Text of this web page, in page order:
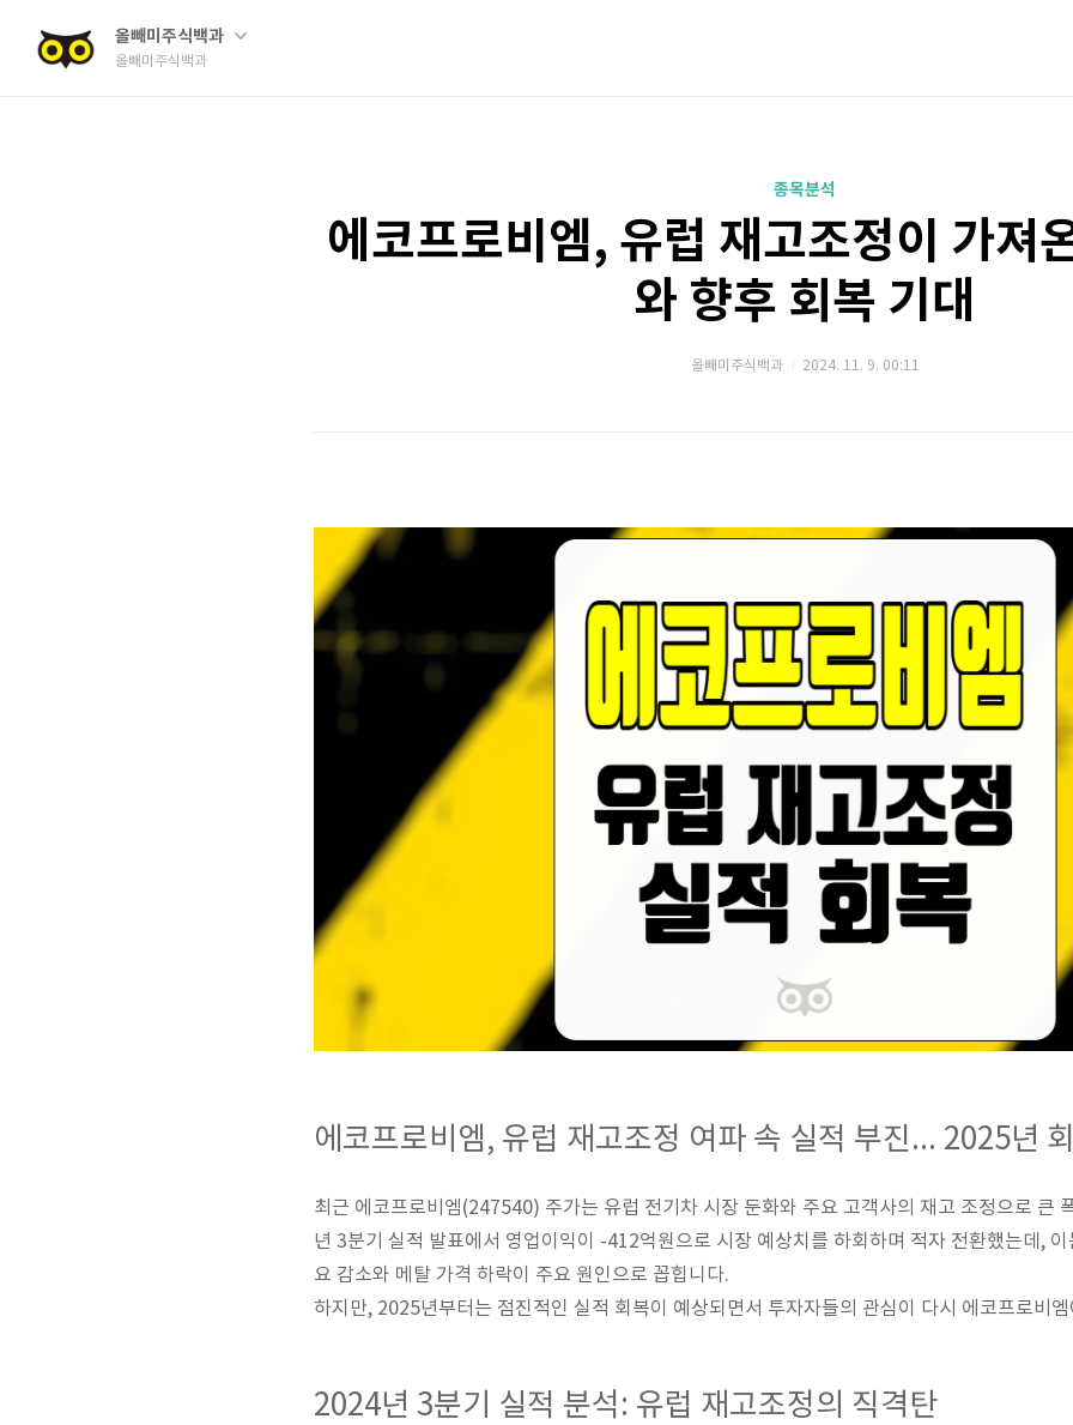
올빼미주식백과
올빼미주식백과
종목분석
에코프로비엠, 유럽 재고조정이 가져
와 향후 회복 기대
올빼미주식백과 2024. 11. 9. 00:11
에코프로비엠, 유럽 재고조정 여파 속 실적 부진... 2025년
최근 에코프로비엠(247540) 주가는 유럽 전기차 시장 둔화와 주요 고객사의 재고 조정으로 큰
년 3분기 실적 발표에서 영업이익이 -412억원으로 시장 예상치를 하회하며 적자 전환했는데,
요 감소와 메탈 가격 하락이 주요 원인으로 꼽힙니다.
하지만, 2025년부터는 점진적인 실적 회복이 예상되면서 투자자들의 관심이 다시 에코프로비
2024년 3분기 실적 분석: 유럽 재고조정의 직격탄